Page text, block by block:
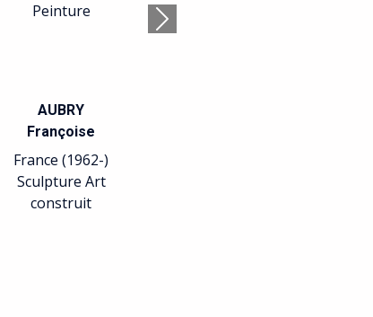
Peinture
AUBRY
Françoise
France (1962-)
Sculpture Art
construit
Suivant